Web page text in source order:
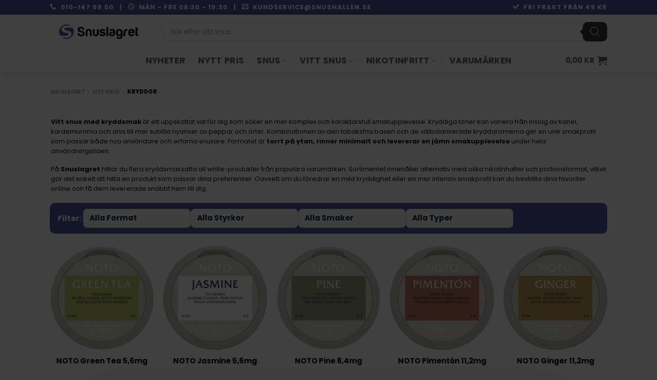
to
010-147 99 00 | MÅN - FRE 08:30 - 19:30 | KUNDSERVICE@SNUSHALLEN.SE FRI FRAKT FRÅN 49 KR
NYHETER NYTT PRIS SNUS VITT SNUS NIKOTINFRITT VARUMÄRKEN 0,00 KR
SNUSLAGRET VITT SNUS KRYDDOR
Vitt snus med kryddsmak är ett uppskattat val för dig som söker en mer komplex och karaktärsfull smakupplevelse. Kryddiga toner kan variera från inslag av kanel,
kardemumma och anis till mer subtila nyanser av peppar och örter. Kombinationen av den tobaksfria basen och de välbalanserade kryddaromerna ger en unik smakprofil
som passar både nya användare och erfarna snusare. Formatet är torrt på ytan, rinner minimalt och levererar en jämn smakupplevelse under hela
användningstiden.
På Snuslagret hittar du flera kryddsmaksatta all white-produkter från populära varumärken. Sortimentet innehåller alternativ med olika nikotinhalter och portionsformat, vilket
gör det enkelt att hitta en produkt som passar dina preferenser. Oavsett om du föredrar en mild kryddighet eller en mer intensiv smakprofil kan du beställa dina favoriter
online och få dem levererade snabbt hem till dig.
Filter:
NOTO Green Tea 5,6mg NOTO Jasmine 5,6mg NOTO Pine 8,4mg NOTO Pimentón 11,2mg NOTO Ginger 11,2mg